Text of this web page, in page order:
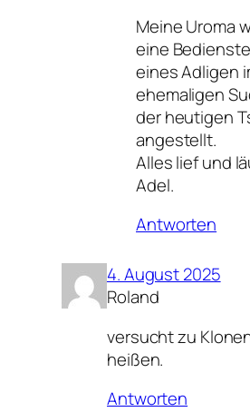
Meine Uroma
eine
eines Adligen
ehemaligen
der heutigen
angestellt.
Alles lief und
Adel.
Antworten
4. August 2025
Roland
versucht zu
heißen.
Antworten